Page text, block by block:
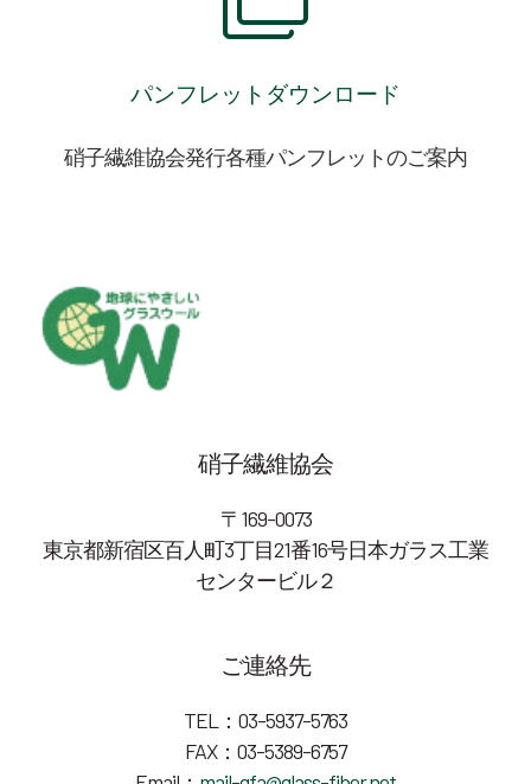
パンフレットダウンロード
硝子繊維協会発行各種パンフレットのご案内
硝子繊維協会
〒169-0073
東京都新宿区百人町3丁目21番16号日本ガラス工業
センタービル２
ご連絡先
TEL：03-5937-5763
FAX：03-5389-6757